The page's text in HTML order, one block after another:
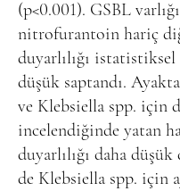
(p<0.001). GSBL
nitrofurantoin hariç
duyarlılığı
düşük saptandı.
ve Klebsiella spp. için
incelendiğinde yatan
duyarlılığı daha
de Klebsiella spp. için